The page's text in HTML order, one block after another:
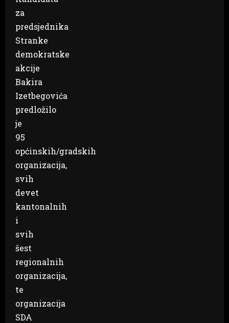
za
predsjednika
Stranke
demokratske
akcije
Bakira
Izetbegovića
predložilo
je
95
općinskih/gradskih
organizacija,
svih
devet
kantonalnih
i
svih
šest
regionalnih
organizacija,
te
organizacija
SDA